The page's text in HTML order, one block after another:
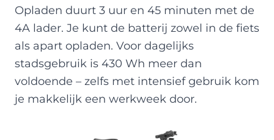
Opladen duurt 3 uur en 45 minuten met de
4A lader. Je kunt de batterij zowel in de fiets
als apart opladen. Voor dagelijks
stadsgebruik is 430 Wh meer dan
voldoende – zelfs met intensief gebruik kom
je makkelijk een werkweek door.